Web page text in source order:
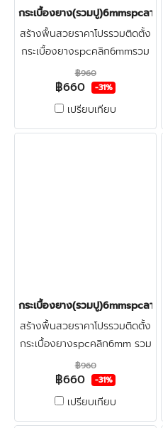
กระเบื้องยาง(รวมปู)6mmspcลาย
สร้างพื้นสวยราคาโปรรวมติดตั้ง
กระเบื้องยางspcคลิก6mmรวม
ปูลายก้างปลา+ฟรีตรวจพื้นก่อน
ติดตั้ง ปูทับพื้นกระเบื้องเดิมและ
พื้นปูนใหม่
฿960
฿660 -31%
เปรียบเทียบ
กระเบื้องยาง(รวมปู)6mmspcลาย
สร้างพื้นสวยราคาโปรรวมติดตั้ง
กระเบื้องยางspcคลิก6mm รวม
ปูลายก้างปลา+ฟรีตรวจพื้นก่อน
ติดตั้ง ปูทับพื้นกระเบื้องเดิมและ
พื้นปูนใหม่
฿960
฿660 -31%
เปรียบเทียบ